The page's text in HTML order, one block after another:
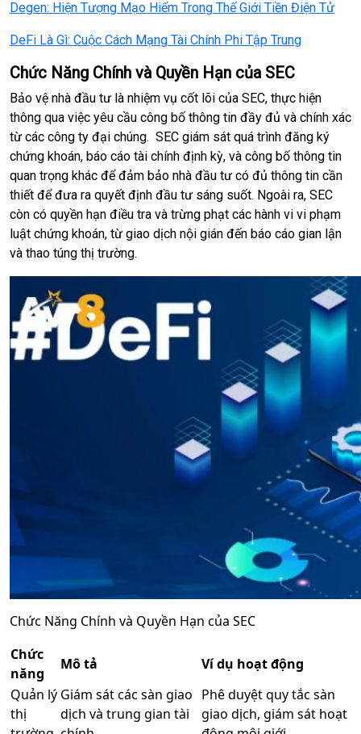
Degen: Hiện Tượng Mạo Hiểm Trong Thế Giới Tiền Điện Tử
DeFi Là Gì: Cuộc Cách Mạng Tài Chính Phi Tập Trung
Chức Năng Chính và Quyền Hạn của SEC
Bảo vệ nhà đầu tư là nhiệm vụ cốt lõi của SEC, thực hiện
thông qua việc yêu cầu công bố thông tin đầy đủ và chính xác
từ các công ty đại chúng. SEC giám sát quá trình đăng ký
chứng khoán, báo cáo tài chính định kỳ, và công bố thông tin
quan trọng khác để đảm bảo nhà đầu tư có đủ thông tin cần
thiết để đưa ra quyết định đầu tư sáng suốt. Ngoài ra, SEC
còn có quyền hạn điều tra và trừng phạt các hành vi vi phạm
luật chứng khoán, từ giao dịch nội gián đến báo cáo gian lận
và thao túng thị trường.
Chức Năng Chính và Quyền Hạn của SEC
Chức
năng
Mô tả
Ví dụ hoạt động
Quản lý
thị
Giám sát các sàn giao
dịch và trung gian tài
Phê duyệt quy tắc sàn
giao dịch, giám sát hoạt